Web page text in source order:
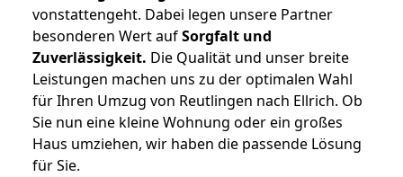
vonstattengeht. Dabei legen unsere Partner
besonderen Wert aufSorgfalt und
Zuverlässigkeit. Die Qualität und unser breite
Leistungen machen uns zu der optimalen Wahl
für Ihren Umzug von Reutlingen nach Ellrich. Ob
Sie nun eine kleine Wohnung oder ein großes
Haus umziehen, wir haben die passende Lösung
für Sie.